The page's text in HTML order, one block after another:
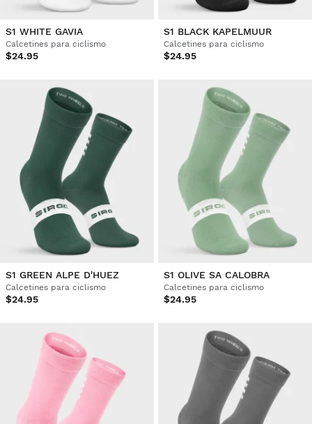
S1 WHITE GAVIA
Calcetines para ciclismo
$24.95
S1 BLACK KAPELMUUR
Calcetines para ciclismo
$24.95
S1 GREEN ALPE D'HUEZ
Calcetines para ciclismo
$24.95
S1 OLIVE SA CALOBRA
Calcetines para ciclismo
$24.95